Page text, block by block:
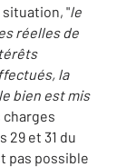
"le
réelles de
la
bien est mis
29 et 31 du
pas possible